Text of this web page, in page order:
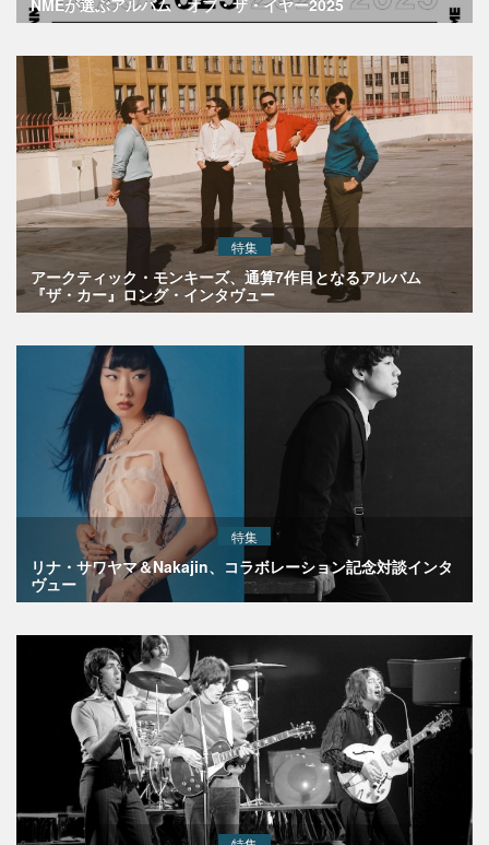
NMEが選ぶアルバム・オブ・ザ・イヤー2025
特集
アークティック・モンキーズ、通算7作目となるアルバム
『ザ・カー』ロング・インタヴュー
特集
リナ・サワヤマ＆Nakajin、コラボレーション記念対談インタ
ヴュー